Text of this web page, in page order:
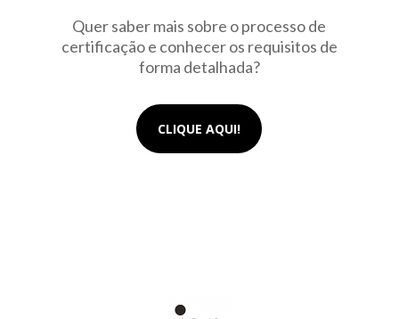
Quer saber mais sobre o processo de
certificação e conhecer os requisitos de
forma detalhada?
CLIQUE AQUI!